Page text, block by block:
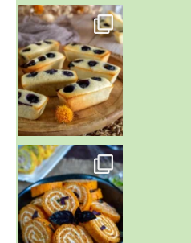
~ FINANCIERS MYRTILLES ET CITRON ~
Aujourd'hu